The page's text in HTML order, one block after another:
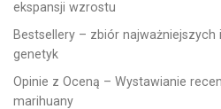
ekspansji wzrostu
Bestsellery – zbiór
genetyk
Opinie z Oceną – Wystawianie
marihuany